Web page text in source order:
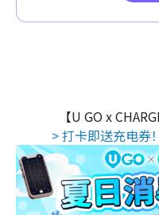
【U GO x
> 打卡即送充电券